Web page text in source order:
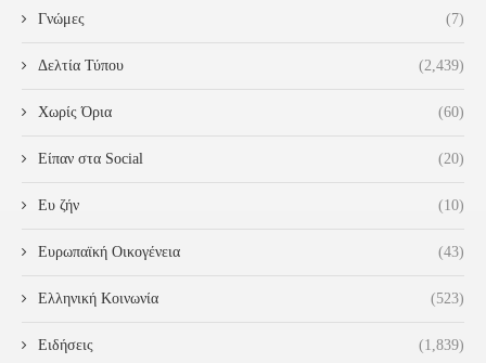
Γνώμες (7)
Δελτία Τύπου (2,439)
Χωρίς Όρια (60)
Είπαν στα Social (20)
Ευ ζήν (10)
Ευρωπαϊκή Οικογένεια (43)
Ελληνική Κοινωνία (523)
Ειδήσεις (1,839)